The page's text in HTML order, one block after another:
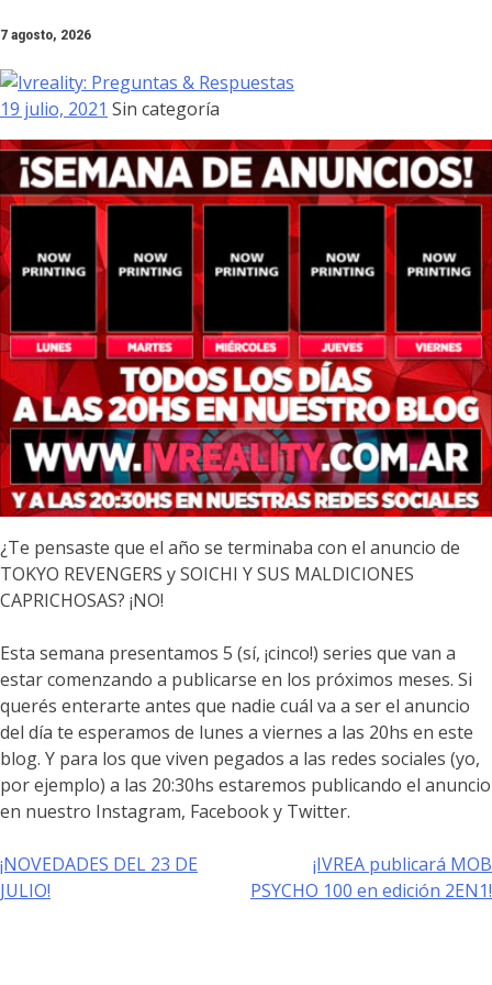
Skip
content
7 agosto, 2026
19 julio, 2021 Sin categoría
¿Te pensaste que el año se terminaba con el anuncio de
TOKYO REVENGERS y SOICHI Y SUS MALDICIONES
CAPRICHOSAS? ¡NO!
Esta semana presentamos 5 (sí, ¡cinco!) series que van a
estar comenzando a publicarse en los próximos meses. Si
querés enterarte antes que nadie cuál va a ser el anuncio
del día te esperamos de lunes a viernes a las 20hs en este
blog. Y para los que viven pegados a las redes sociales (yo,
por ejemplo) a las 20:30hs estaremos publicando el anuncio
en nuestro Instagram, Facebook y Twitter.
Navegación
de
¡NOVEDADES DEL 23 DE
JULIO!
¡IVREA publicará MOB
PSYCHO 100 en edición 2EN1!